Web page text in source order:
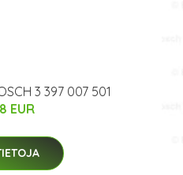
3 397 007 501
EUR